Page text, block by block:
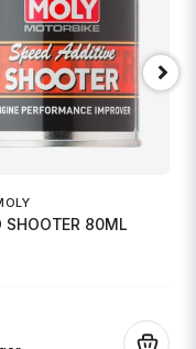
SHOOTER 80ML